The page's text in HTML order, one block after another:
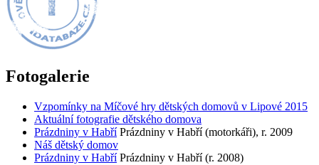
Fotogalerie
Vzpomínky na Míčové hry dětských domovů v Lipové 2015
Aktuální fotografie dětského domova
Prázdniny v HabříPrázdniny v Habří (motorkáři), r. 2009
Náš dětský domov
Prázdniny v HabříPrázdniny v Habří (r. 2008)